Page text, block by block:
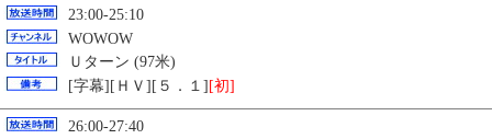
23:00-25:10
WOWOW
Ｕターン (97米)
[字幕][ＨＶ][５．１] [初]
26:00-27:40